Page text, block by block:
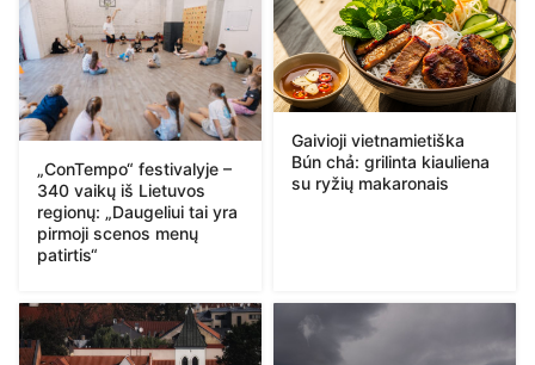
„ConTempo“ festivalyje –
340 vaikų iš Lietuvos
regionų: „Daugeliui tai yra
pirmoji scenos menų
patirtis“
Gaivioji vietnamietiška
Bún chả: grilinta kiauliena
su ryžių makaronais